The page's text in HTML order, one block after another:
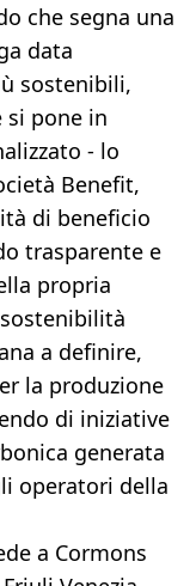
che segna una
data
sostenibili,
si pone in
- lo
Benefit,
di beneficio
trasparente e
propria
a definire,
la produzione
di iniziative
generata
operatori della
a Cormons